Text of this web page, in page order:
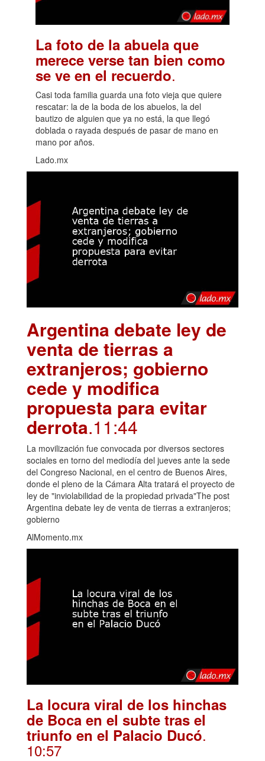
La foto de la abuela que
merece verse tan bien como
se ve en el recuerdo.
Casi toda familia guarda una foto vieja que quiere
rescatar: la de la boda de los abuelos, la del
bautizo de alguien que ya no está, la que llegó
doblada o rayada después de pasar de mano en
mano por años.
Lado.mx
Argentina debate ley de
venta de tierras a
extranjeros; gobierno
cede y modifica
propuesta para evitar
derrota.11:44
La movilización fue convocada por diversos sectores
sociales en torno del mediodía del jueves ante la sede
del Congreso Nacional, en el centro de Buenos Aires,
donde el pleno de la Cámara Alta tratará el proyecto de
ley de "inviolabilidad de la propiedad privada"The post
Argentina debate ley de venta de tierras a extranjeros;
gobierno
AlMomento.mx
La locura viral de los hinchas
de Boca en el subte tras el
triunfo en el Palacio Ducó.
10:57